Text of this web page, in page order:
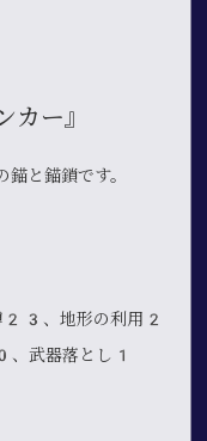
カー』
と錨鎖です。
、地形の利用2
武器落とし1